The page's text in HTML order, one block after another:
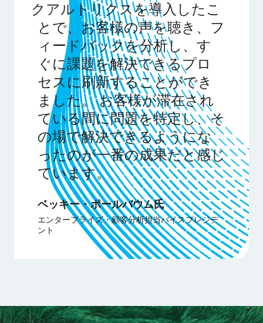
クアルトリクスを導入したこ
とで、お客様の声を聴き、フ
ィードバックを分析し、す
ぐに課題を解決できるプロ
セスに刷新することができ
ました。 お客様が滞在され
ている間に問題を特定し、そ
の場で解決できるようにな
ったのが一番の成果だと感じ
ています。
ベッキー・ポールバウム氏
エンタープライズ・顧客分析担当バイスプレジデ
ント